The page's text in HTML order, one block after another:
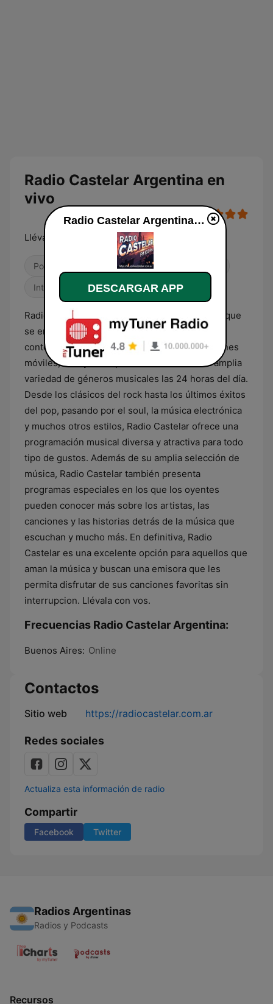
Radio Castelar Argentina en
vivo
Llévala con vos
Pop / Top 40 Contemporánea para adultos
Internacional
Radio Castelar es una emisora de radio online que
se enfoca en la música como su principal
contenido. A través de su sitio web y aplicaciones
móviles, los oyentes pueden sintonizar una amplia
variedad de géneros musicales las 24 horas del día.
Desde los clásicos del rock hasta los últimos éxitos
del pop, pasando por el soul, la música electrónica
y muchos otros estilos, Radio Castelar ofrece una
programación musical diversa y atractiva para todo
tipo de gustos. Además de su amplia selección de
música, Radio Castelar también presenta
programas especiales en los que los oyentes
pueden conocer más sobre los artistas, las
canciones y las historias detrás de la música que
escuchan y mucho más. En definitiva, Radio
Castelar es una excelente opción para aquellos que
aman la música y buscan una emisora que les
permita disfrutar de sus canciones favoritas sin
interrupcion. Llévala con vos.
Frecuencias Radio Castelar Argentina:
Buenos Aires: Online
Contactos
Sitio web https://radiocastelar.com.ar
Redes sociales
Actualiza esta información de radio
Compartir
Facebook Twitter
Radios Argentinas
Radios y Podcasts
Recursos
Radio Castelar Argentina en vivo
DESCARGAR APP